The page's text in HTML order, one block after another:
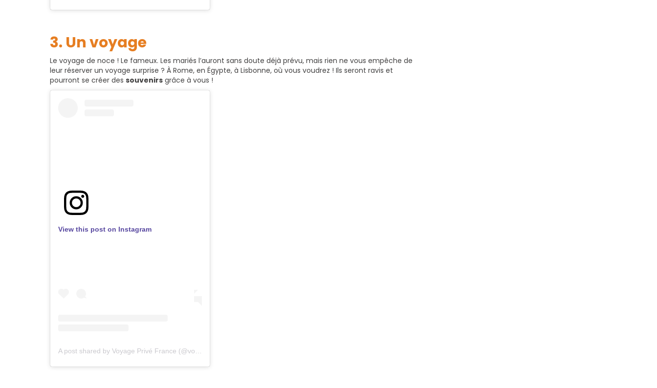
3. Un voyage
Le voyage de noce ! Le fameux. Les mariés l’auront sans doute déjà prévu, mais rien ne vous empêche de
leur réserver un voyage surprise ? À Rome, en Égypte, à Lisbonne, où vous voudrez ! Ils seront ravis et
pourront se créer des souvenirs grâce à vous !
View this post on Instagram